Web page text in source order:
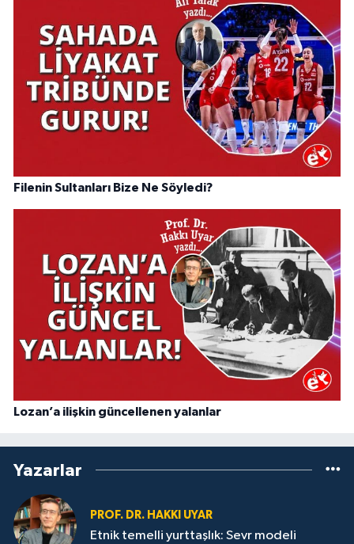
Filenin Sultanları Bize Ne Söyledi?
Lozan’a ilişkin güncellenen yalanlar
Yazarlar
PROF. DR. HAKKI UYAR
Etnik temelli yurttaşlık: Sevr modeli